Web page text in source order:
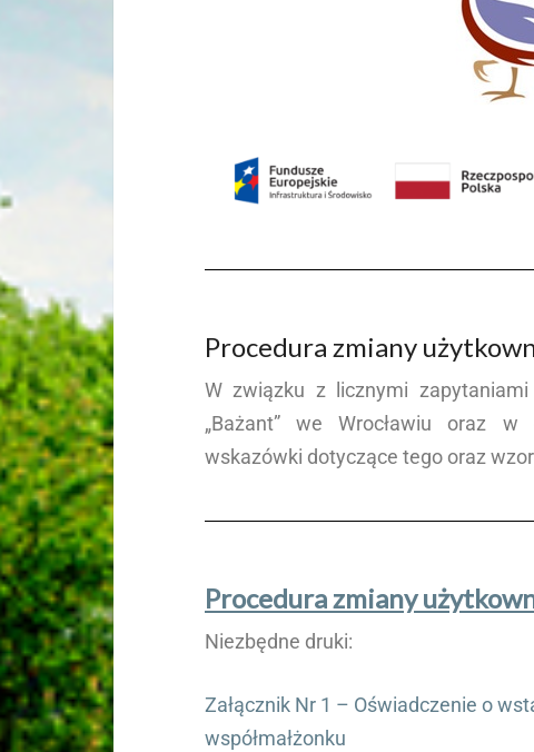
Procedura zmiany
W związku z licznymi
„Bażant” we Wrocławiu oraz
wskazówki dotyczące tego oraz
Procedura zmiany
Niezbędne druki:
Załącznik Nr 1 – Oświadczenie o
współmałżonku